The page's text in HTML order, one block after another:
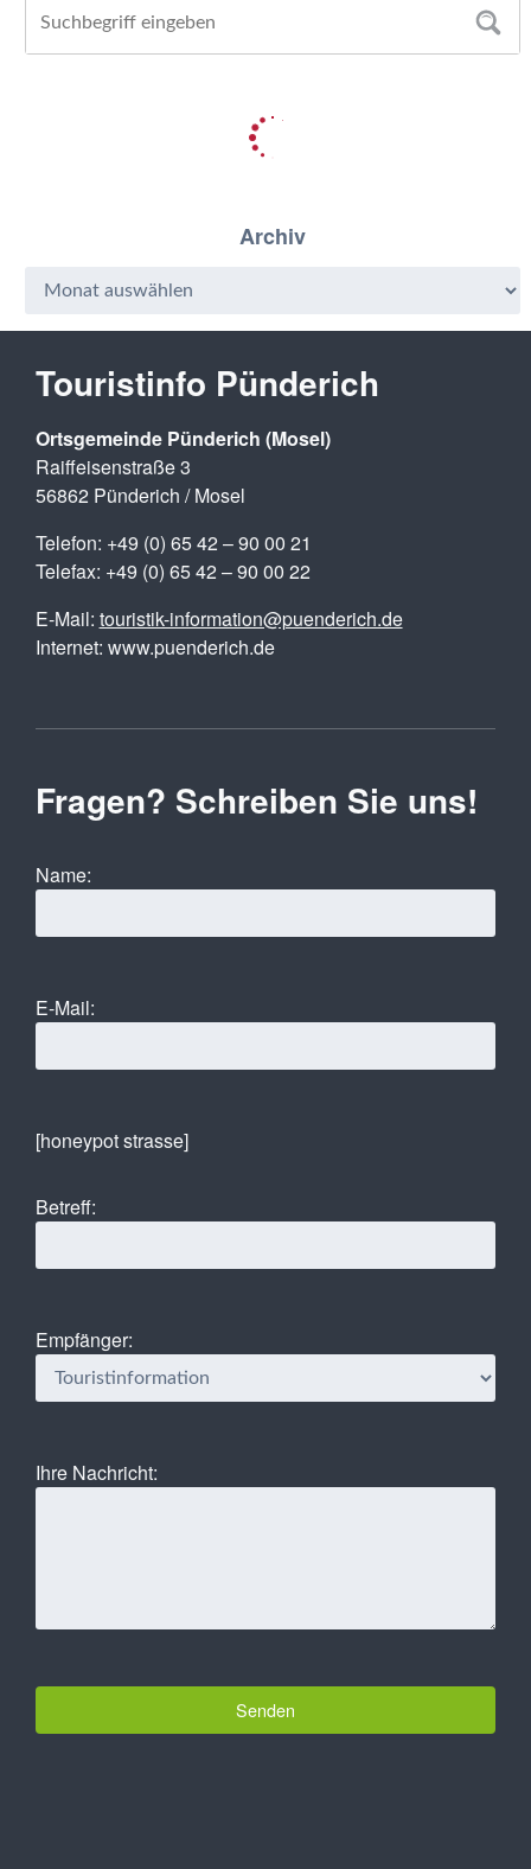
Archiv
Touristinfo Pünderich
Ortsgemeinde Pünderich (Mosel)
Raiffeisenstraße 3
56862 Pünderich / Mosel
Telefon: +49 (0) 65 42 – 90 00 21
Telefax: +49 (0) 65 42 – 90 00 22
E-Mail: touristik-information@puenderich.de
Internet: www.puenderich.de
Fragen? Schreiben Sie uns!
Name:
E-Mail:
[honeypot strasse]
Betreff:
Empfänger:
Ihre Nachricht: